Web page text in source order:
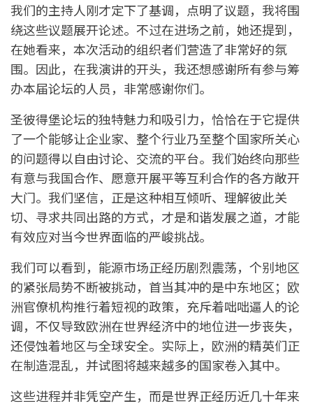
我们的主持人刚才定下了基调，点明了议题，我将围
绕这些议题展开论述。不过在进场之前，她还提到，
在她看来，本次活动的组织者们营造了非常好的氛
围。因此，在我演讲的开头，我还想感谢所有参与筹
办本届论坛的人员，非常感谢你们。
圣彼得堡论坛的独特魅力和吸引力，恰恰在于它提供
了一个能够让企业家、整个行业乃至整个国家所关心
的问题得以自由讨论、交流的平台。我们始终向那些
有意与我国合作、愿意开展平等互利合作的各方敞开
大门。我们坚信，正是这种相互倾听、理解彼此关
切、寻求共同出路的方式，才是和谐发展之道，才能
有效应对当今世界面临的严峻挑战。
我们可以看到，能源市场正经历剧烈震荡，个别地区
的紧张局势不断被挑动，首当其冲的是中东地区；欧
洲官僚机构推行着短视的政策，充斥着咄咄逼人的论
调，不仅导致欧洲在世界经济中的地位进一步丧失，
还侵蚀着地区与全球安全。实际上，欧洲的精英们正
在制造混乱，并试图将越来越多的国家卷入其中。
这些进程并非凭空产生，而是世界正经历近几十年来